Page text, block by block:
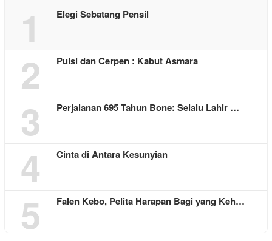
1 Elegi Sebatang Pensil
2 Puisi dan Cerpen : Kabut Asmara
3 Perjalanan 695 Tahun Bone: Selalu Lahir …
4 Cinta di Antara Kesunyian
5 Falen Kebo, Pelita Harapan Bagi yang Keh…